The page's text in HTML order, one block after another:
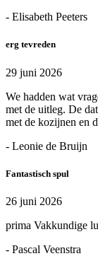
- Elisabeth Peeters
erg tevreden
29 juni 2026
We hadden wat
met de uitleg. De
met de kozijnen en
- Leonie de Bruijn
Fantastisch spul
26 juni 2026
prima Vakkundige
- Pascal Veenstra